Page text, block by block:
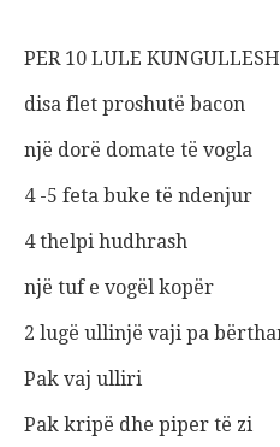
PER 10 LULE
disa flet proshutë bacon
një dorë domate të vogla
4 -5 feta buke të ndenjur
4 thelpi hudhrash
një tuf e vogël kopër
2 lugë ullinjë vaji pa
Pak vaj ulliri
Pak kripë dhe piper të zi